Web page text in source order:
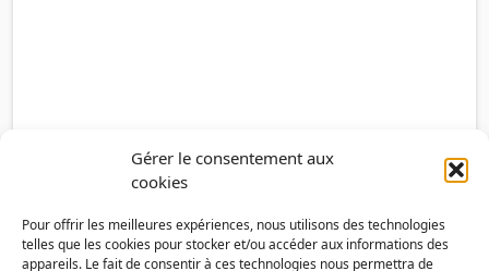
Gérer le consentement aux
cookies
Pour offrir les meilleures expériences, nous utilisons des technologies
telles que les cookies pour stocker et/ou accéder aux informations des
appareils. Le fait de consentir à ces technologies nous permettra de